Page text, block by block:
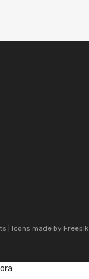
| Icons made by Freepik